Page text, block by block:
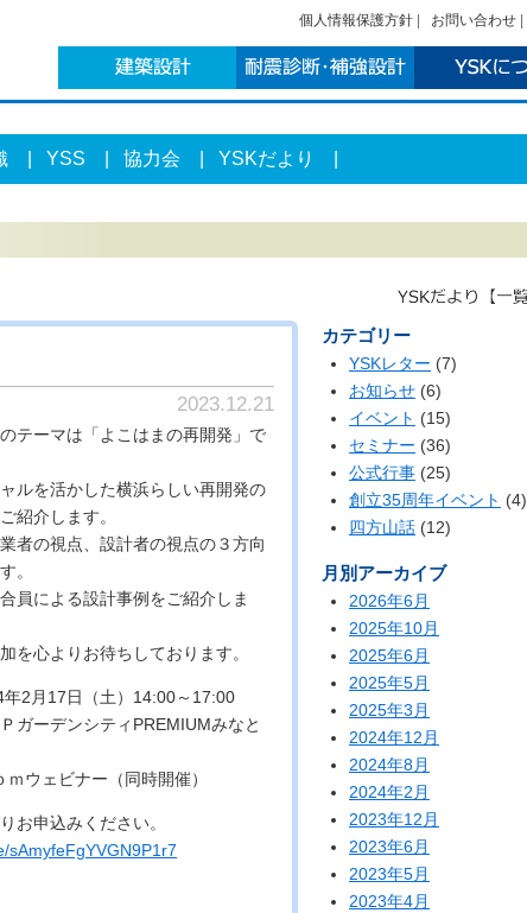
個人情報保護方針 お問い合わせ
YSS 協力会 YSKだより
2023.12.21
テーマは「よこはまの再開発」で
ルを活かした横浜らしい再開発の
紹介します。
者の視点、設計者の視点の３方向
。
員による設計事例をご紹介しま
を心よりお待ちしております。
2月17日（土）14:00～17:00
デンシティPREMIUMみなと
ウェビナー（同時開催）
お申込みください。
sAmyfeFgYVGN9P1r7
カテゴリー
YSKレター (7)
お知らせ (6)
イベント (15)
セミナー (36)
公式行事 (25)
創立35周年イベント (4)
四方山話 (12)
月別アーカイブ
2026年6月
2025年10月
2025年6月
2025年5月
2025年3月
2024年12月
2024年8月
2024年2月
2023年12月
2023年6月
2023年5月
2023年4月